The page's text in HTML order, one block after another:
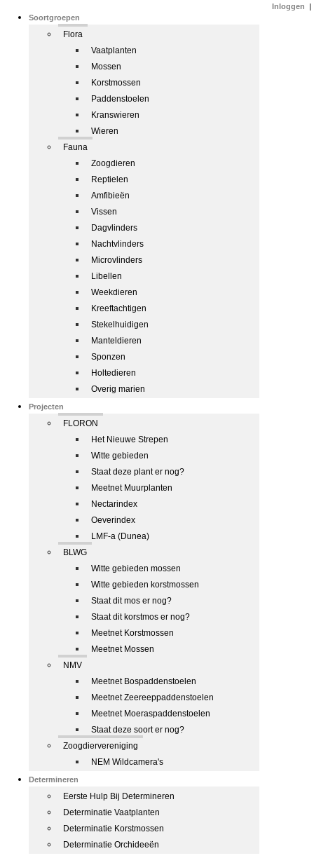
Soortgroepen
Flora
Vaatplanten
Mossen
Korstmossen
Paddenstoelen
Kranswieren
Wieren
Fauna
Zoogdieren
Reptielen
Amfibieën
Vissen
Dagvlinders
Nachtvlinders
Microvlinders
Libellen
Weekdieren
Kreeftachtigen
Stekelhuidigen
Manteldieren
Sponzen
Holtedieren
Overig marien
Projecten
FLORON
Het Nieuwe Strepen
Witte gebieden
Staat deze plant er nog?
Meetnet Muurplanten
Nectarindex
Oeverindex
LMF-a (Dunea)
BLWG
Witte gebieden mossen
Witte gebieden korstmossen
Staat dit mos er nog?
Staat dit korstmos er nog?
Meetnet Korstmossen
Meetnet Mossen
NMV
Meetnet Bospaddenstoelen
Meetnet Zeereeppaddenstoelen
Meetnet Moeraspaddenstoelen
Staat deze soort er nog?
Zoogdiervereniging
NEM Wildcamera's
Determineren
Eerste Hulp Bij Determineren
Determinatie Vaatplanten
Determinatie Korstmossen
Determinatie Orchideeën
Inloggen |